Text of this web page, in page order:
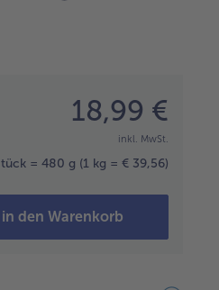
18,99 €
inkl. MwSt.
= 480 g (1 kg = € 39,56)
in den Warenkorb